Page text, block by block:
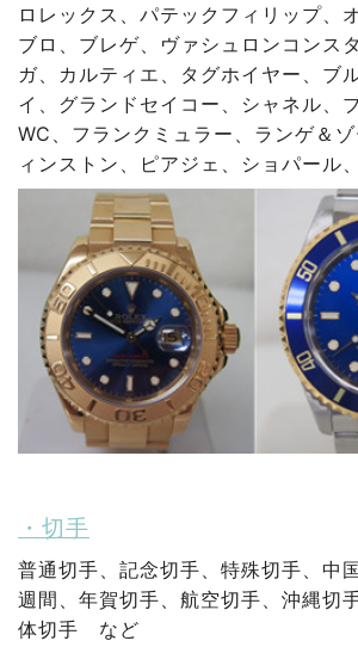
ロレックス、パテックフィリップ、
ブロ、ブレゲ、ヴァシュロンコンス
ガ、カルティエ、タグホイヤー、ブ
イ、グランドセイコー、シャネル、
WC、フランクミュラー、ランゲ＆
ィンストン、ピアジェ、ショパール
・切手
普通切手、記念切手、特殊切手、中
週間、年賀切手、航空切手、沖縄切
体切手 など